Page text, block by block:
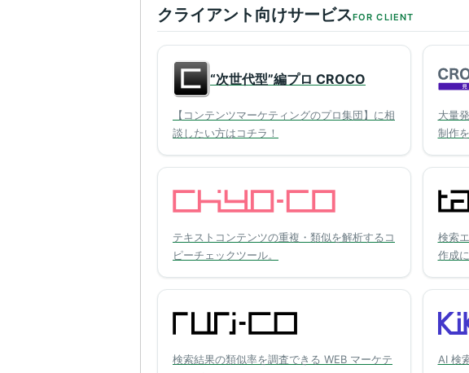
クライアント向けサービスFOR CLIENT
“次世代型”編プロ CROCO
【コンテンツマーケティングのプロ集団】に相
談したい方はコチラ！
大量
制作
テキストコンテンツの重複・類似を解析するコ
ピーチェックツール。
検索
作成
検索結果の類似率を調査できる WEB マーケテ
AI 検